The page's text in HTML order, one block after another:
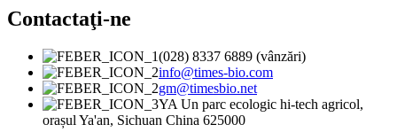
Contactaţi-ne
(028) 8337 6889 (vânzări)
info@times-bio.com
gm@timesbio.net
YA Un parc ecologic hi-tech agricol,
orașul Ya'an, Sichuan China 625000